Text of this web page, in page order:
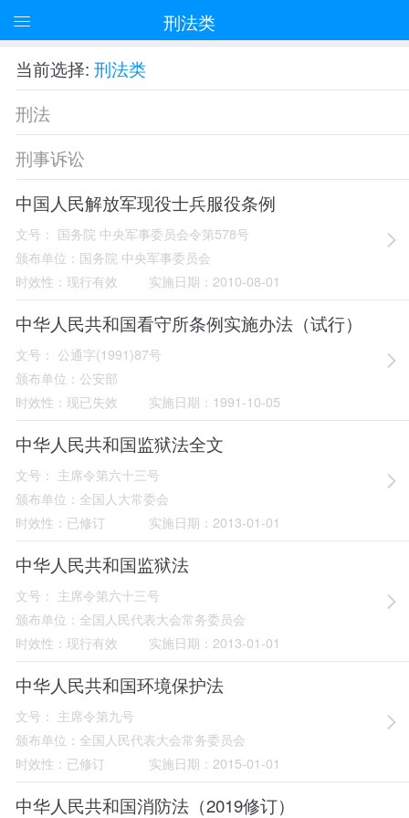
刑法类
当前选择: 刑法类
刑法
刑事诉讼
中国人民解放军现役士兵服役条例
文号： 国务院 中央军事委员会令第578号
颁布单位： 国务院 中央军事委员会
时效性： 现行有效 实施日期： 2010-08-01
中华人民共和国看守所条例实施办法（试行）
文号： 公通字(1991)87号
颁布单位： 公安部
时效性： 现已失效 实施日期： 1991-10-05
中华人民共和国监狱法全文
文号： 主席令第六十三号
颁布单位： 全国人大常委会
时效性： 已修订 实施日期： 2013-01-01
中华人民共和国监狱法
文号： 主席令第六十三号
颁布单位： 全国人民代表大会常务委员会
时效性： 现行有效 实施日期： 2013-01-01
中华人民共和国环境保护法
文号： 主席令第九号
颁布单位： 全国人民代表大会常务委员会
时效性： 已修订 实施日期： 2015-01-01
中华人民共和国消防法（2019修订）